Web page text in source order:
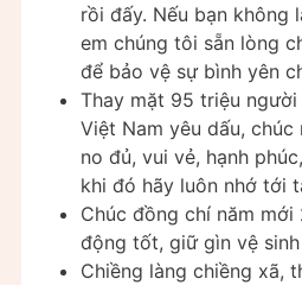
rồi đấy. Nếu bạn không
em chúng tôi sẵn lòng
để bảo vệ sự bình yên
Thay mặt 95 triệu
Việt Nam yêu dấu,
no đủ, vui vẻ, hạnh
khi đó hãy luôn nhớ tới
Chúc đồng chí năm
động tốt, giữ gìn vệ
Chiềng làng chiềng xã,